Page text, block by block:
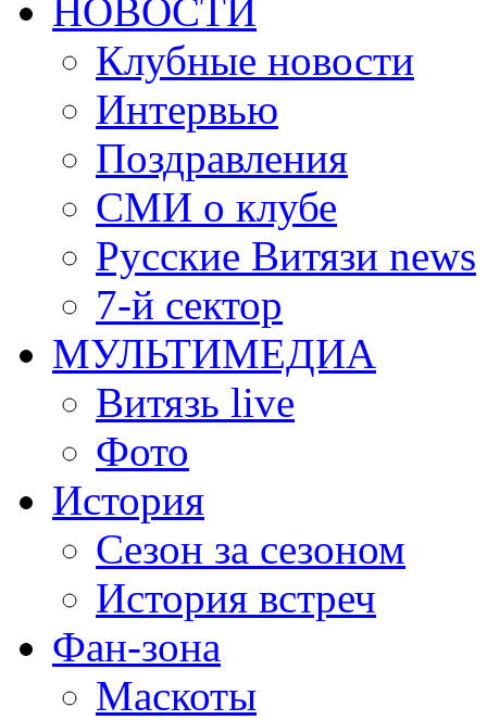
НОВОСТИ
Клубные новости
Интервью
Поздравления
СМИ о клубе
Русские Витязи news
7-й сектор
МУЛЬТИМЕДИА
Витязь live
Фото
История
Сезон за сезоном
История встреч
Фан-зона
Маскоты